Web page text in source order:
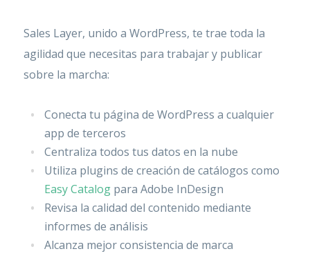
Sales Layer, unido a WordPress, te trae toda la
agilidad que necesitas para trabajar y publicar
sobre la marcha:
Conecta tu página de WordPress a cualquier
app de terceros
Centraliza todos tus datos en la nube
Utiliza plugins de creación de catálogos como
Easy Catalogpara Adobe InDesign
Revisa la calidad del contenido mediante
informes de análisis
Alcanza mejor consistencia de marca